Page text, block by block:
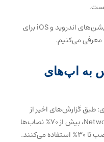
در ادامه بهترین و ضروری‌ترین اپلیکیشن‌های اندروید و iOS برای
می‌کنیم.
به اپ‌های
طبق گزارش‌های اخیر از
سایت‌های تخصصی مانند Network World، بیش از ۷۰% نصاب‌ها